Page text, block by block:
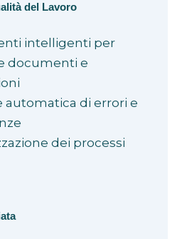
del Lavoro
intelligenti per
documenti e
automatica di errori e
dei processi